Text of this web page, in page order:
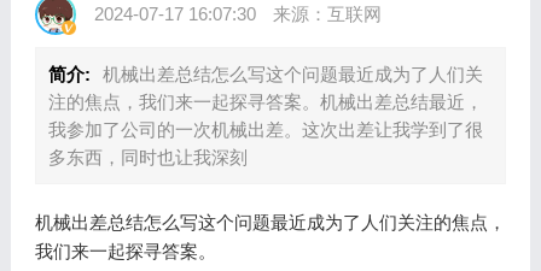
2024-07-17 16:07:30 来源：互联网
简介:
机械出差总结怎么写这个问题最近成为了人们关
注的焦点，我们来一起探寻答案。机械出差总结最近，
我参加了公司的一次机械出差。这次出差让我学到了很
多东西，同时也让我深刻
机械出差总结怎么写这个问题最近成为了人们关注的焦点，
我们来一起探寻答案。